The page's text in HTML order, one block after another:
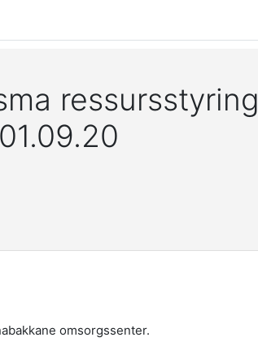
ressursstyring
omsorgssenter.